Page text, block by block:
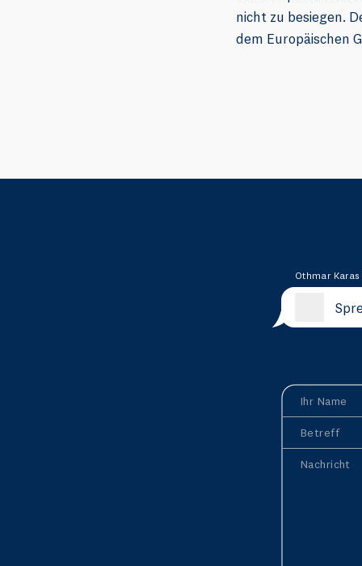
nicht zu besiegen.
dem Europäischen
Othmar Karas
Ihr Name
Betreff
Nachricht